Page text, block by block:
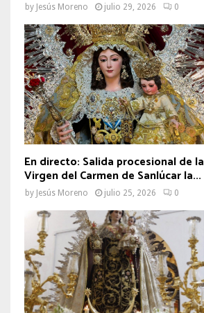
by Jesús Moreno julio 29, 2026 0
En directo: Salida procesional de la
Virgen del Carmen de Sanlúcar la...
by Jesús Moreno julio 25, 2026 0